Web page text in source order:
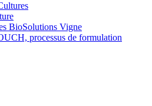
BioSolutions Vigne
processus de formulation